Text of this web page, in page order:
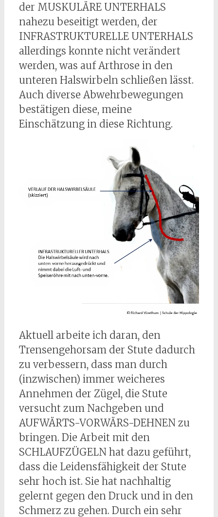
der MUSKULÄRE UNTERHALS
nahezu beseitigt werden, der
INFRASTRUKTURELLE UNTERHALS
allerdings konnte nicht verändert
werden, was auf Arthrose in den
unteren Halswirbeln schließen lässt.
Auch diverse Abwehrbewegungen
bestätigen diese, meine
Einschätzung in diese Richtung.
Aktuell arbeite ich daran, den
Trensengehorsam der Stute dadurch
zu verbessern, dass man durch
(inzwischen) immer weicheres
Annehmen der Zügel, die Stute
versucht zum Nachgeben und
AUFWÄRTS-VORWÄRS-DEHNEN zu
bringen. Die Arbeit mit den
SCHLAUFZÜGELN hat dazu geführt,
dass die Leidensfähigkeit der Stute
sehr hoch ist. Sie hat nachhaltig
gelernt gegen den Druck und in den
Schmerz zu gehen. Durch ein sehr